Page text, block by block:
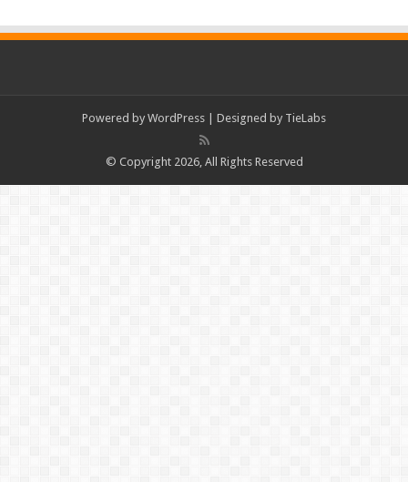
Powered by WordPress | Designed by TieLabs
© Copyright 2026, All Rights Reserved